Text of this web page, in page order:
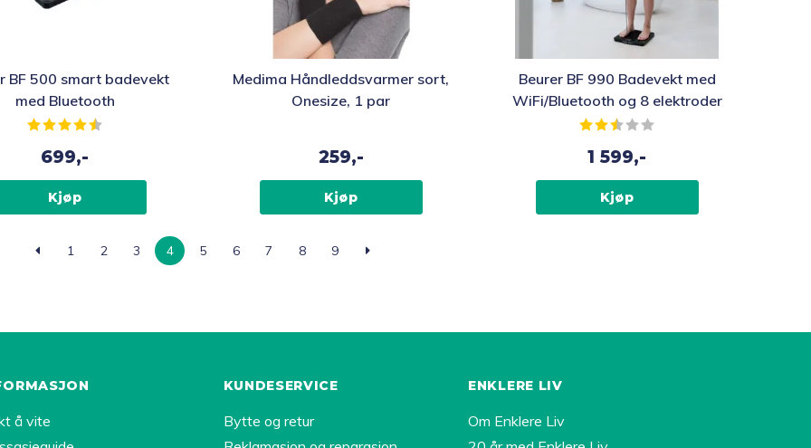
BF 500 smart badevekt
med Bluetooth
Karakter:
699,-
Kjøp
Medima Håndleddsvarmer sort,
Onesize, 1 par
259,-
Kjøp
Beurer BF 990 Badevekt med
WiFi/Bluetooth og 8 elektroder
Karakter:
1 599,-
Kjøp
1 2 3 4 5 6 7 8 9
å vite
KUNDESERVICE
Bytte og retur
ENKLERE LIV
Om Enklere Liv